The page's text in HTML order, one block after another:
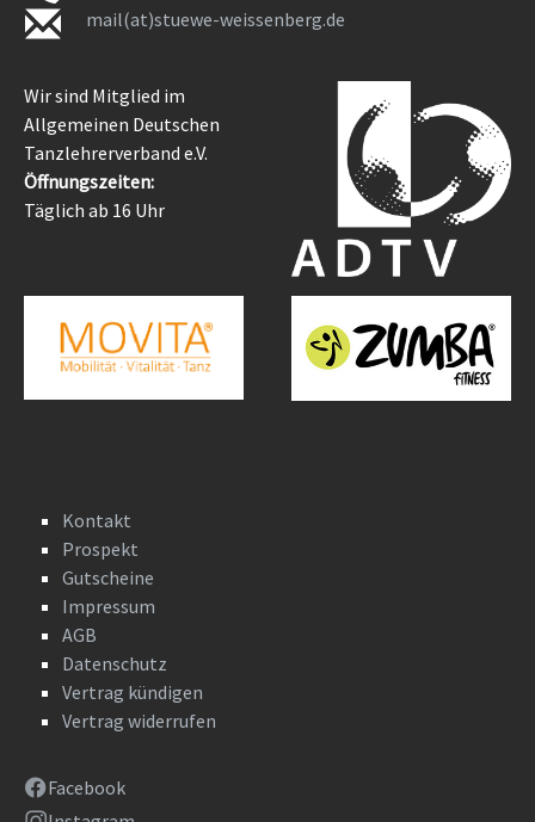
mail(at)stuewe-weissenberg.de
Wir sind Mitglied im
Allgemeinen Deutschen
Tanzlehrerverband e.V.
Öffnungszeiten:
Täglich ab 16 Uhr
Kontakt
Prospekt
Gutscheine
Impressum
AGB
Datenschutz
Vertrag kündigen
Vertrag widerrufen
Facebook